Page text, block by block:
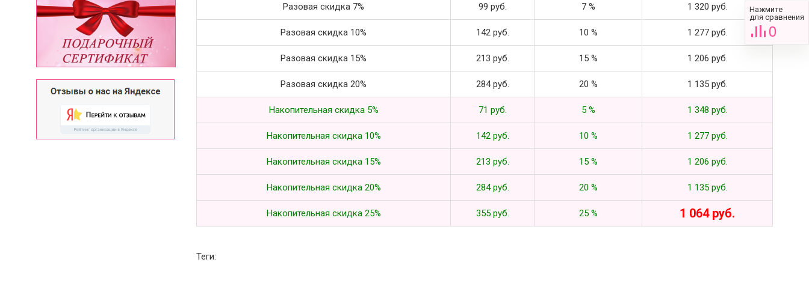
Разовая скидка 7% 99 руб. 7 % 1 320 руб.
Разовая скидка 10% 142 руб. 10 % 1 277 руб.
Разовая скидка 15% 213 руб. 15 % 1 206 руб.
Разовая скидка 20% 284 руб. 20 % 1 135 руб.
Накопительная скидка 5% 71 руб. 5 % 1 348 руб.
Накопительная скидка 10% 142 руб. 10 % 1 277 руб.
Накопительная скидка 15% 213 руб. 15 % 1 206 руб.
Накопительная скидка 20% 284 руб. 20 % 1 135 руб.
Накопительная скидка 25% 355 руб. 25 % 1 064 руб.
Теги:
Нажмите
для сравнения
0